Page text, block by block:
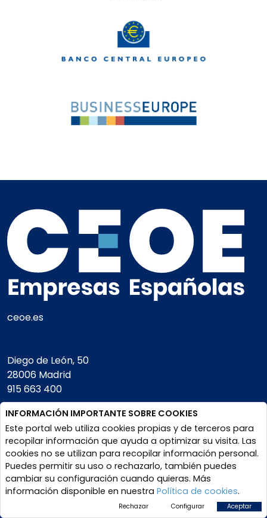
ceoe.es
Diego de León, 50
28006 Madrid
915 663 400
Square
de Meeus, 28.
1000 Bruselas
+32 (0) 2897 87 70
CIF- G28496636
INFORMACIÓN IMPORTANTE SOBRE COOKIES
Este portal web utiliza cookies propias y de terceros para
recopilar información que ayuda a optimizar su visita. Las
cookies no se utilizan para recopilar información personal.
Puedes permitir su uso o rechazarlo, también puedes
cambiar su configuración cuando quieras. Más
información disponible en nuestra Política de cookies.
Rechazar Configurar Aceptar